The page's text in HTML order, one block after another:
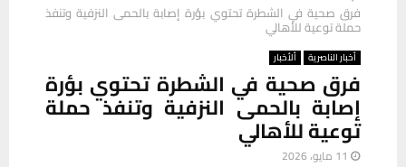
فرق صحية في الشطرة تحتوي بؤرة إصابة بالحمى النزفية وتنفذ
حملة توعية للأهالي
أخبار الناصرية ألأخبار
فرق صحية في الشطرة تحتوي بؤرة
إصابة بالحمى النزفية وتنفذ حملة
توعية للأهالي
11 مايو، 2026